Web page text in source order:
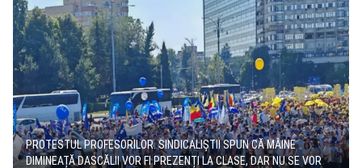
PROTESTUL PROFESORILOR. SINDICALIȘTII SPUN CĂ MÂINE
DIMINEAȚĂ DASCĂLII VOR FI PREZENȚI LA CLASE, DAR NU SE VOR